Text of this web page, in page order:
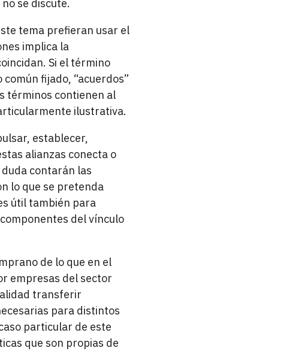
se discute.
tema prefieran usar el
implica la
Si el término
fijado, “acuerdos”
términos contienen al
ilustrativa.
establecer,
alianzas conecta o
contarán las
lo que se pretenda
útil también para
del vínculo
de lo que en el
empresas del sector
transferir
para distintos
particular de este
que son propias de